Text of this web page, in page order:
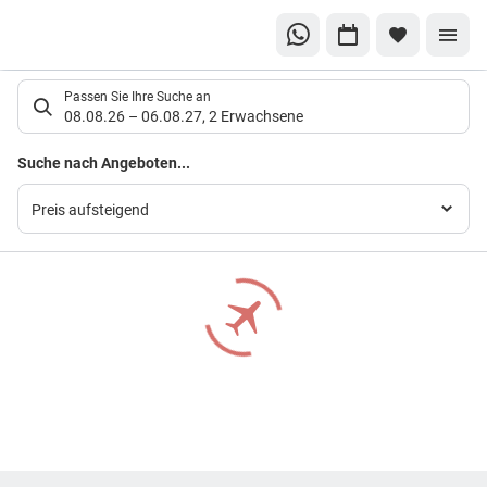
Suchlistenseite
Passen Sie Ihre Suche an
08.08.26 – 06.08.27, 2 Erwachsene
Suche nach Angeboten...
Preis aufsteigend